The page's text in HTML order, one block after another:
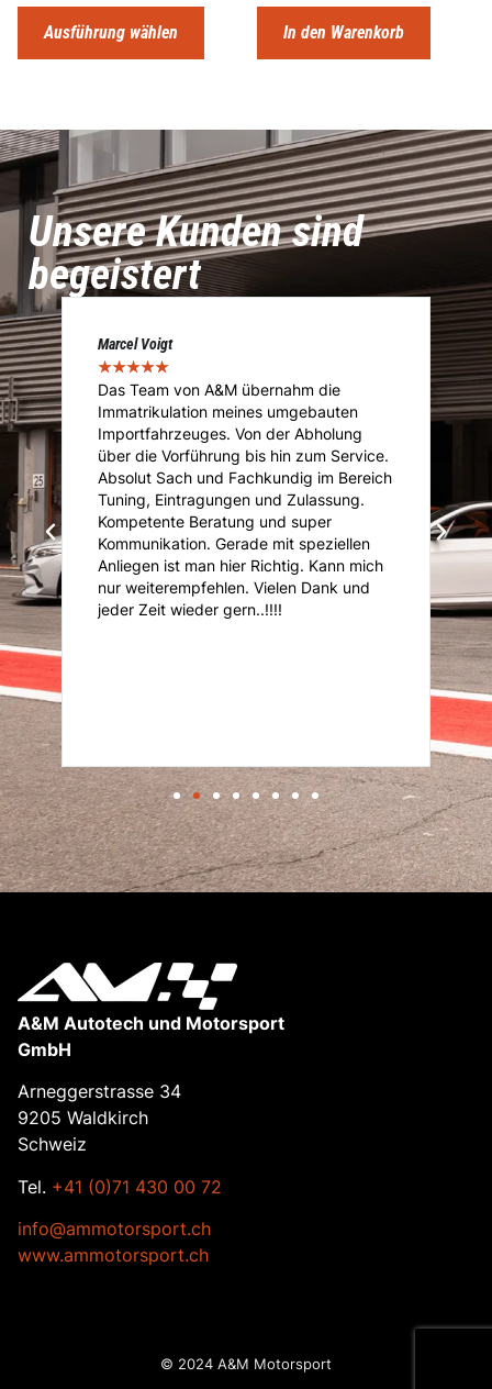
Ausführung wählen In den Warenkorb
Unsere Kunden sind
begeistert
Marcel Voigt
★★★★★
Das Team von A&M übernahm die
Immatrikulation meines umgebauten
Importfahrzeuges. Von der Abholung
über die Vorführung bis hin zum Service.
Absolut Sach und Fachkundig im Bereich
Tuning, Eintragungen und Zulassung.
Kompetente Beratung und super
Kommunikation. Gerade mit speziellen
Anliegen ist man hier Richtig. Kann mich
nur weiterempfehlen. Vielen Dank und
jeder Zeit wieder gern..!!!!
★
A&M Autotech und Motorsport
GmbH
Arneggerstrasse 34
9205 Waldkirch
Schweiz
Tel. +41 (0)71 430 00 72
info@ammotorsport.ch
www.ammotorsport.ch
© 2024 A&M Motorsport